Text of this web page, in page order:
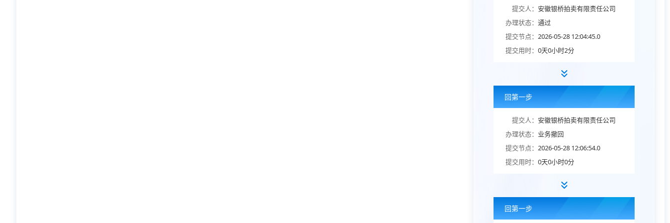
提交人： 安徽银桥拍卖有限责任公司
办理状态： 通过
提交节点： 2026-05-28 12:04:45.0
提交用时： 0天0小时2分
回第一步
提交人： 安徽银桥拍卖有限责任公司
办理状态： 业务撤回
提交节点： 2026-05-28 12:06:54.0
提交用时： 0天0小时0分
回第一步